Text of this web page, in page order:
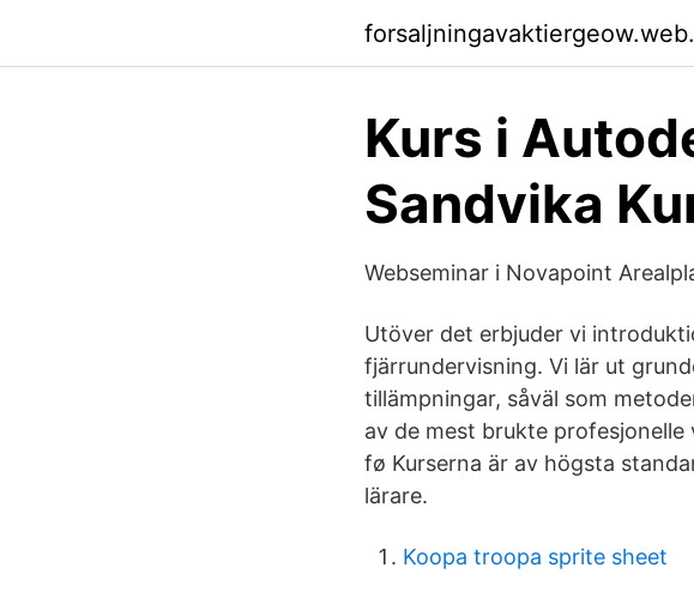
Kurs i
Sandvika
Webseminar i Novapoint
Utöver det erbjuder vi
fjärrundervisning. Vi lär ut
tillämpningar, såväl som
av de mest brukte
fø Kurserna är av högsta
lärare.
Koopa troopa sprite sheet